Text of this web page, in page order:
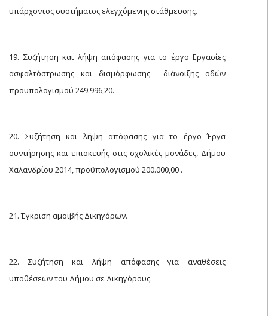
υπάρχοντος συστήματος ελεγχόμενης στάθμευσης.
19. Συζήτηση και λήψη απόφασης για το έργο Εργασίες
ασφαλτόστρωσης και διαμόρφωσης  διάνοιξης οδών
προϋπολογισμού 249.996,20.
20. Συζήτηση και λήψη απόφασης για το έργο Έργα
συντήρησης και επισκευής στις σχολικές μονάδες, Δήμου
Χαλανδρίου 2014, προϋπολογισμού 200.000,00 .
21. Έγκριση αμοιβής Δικηγόρων.
22. Συζήτηση και λήψη απόφασης για αναθέσεις
υποθέσεων του Δήμου σε Δικηγόρους.